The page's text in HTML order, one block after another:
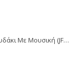
Fisher Price Κρεμαστό Μαϊμουδάκι Με Μουσική (JFF02)